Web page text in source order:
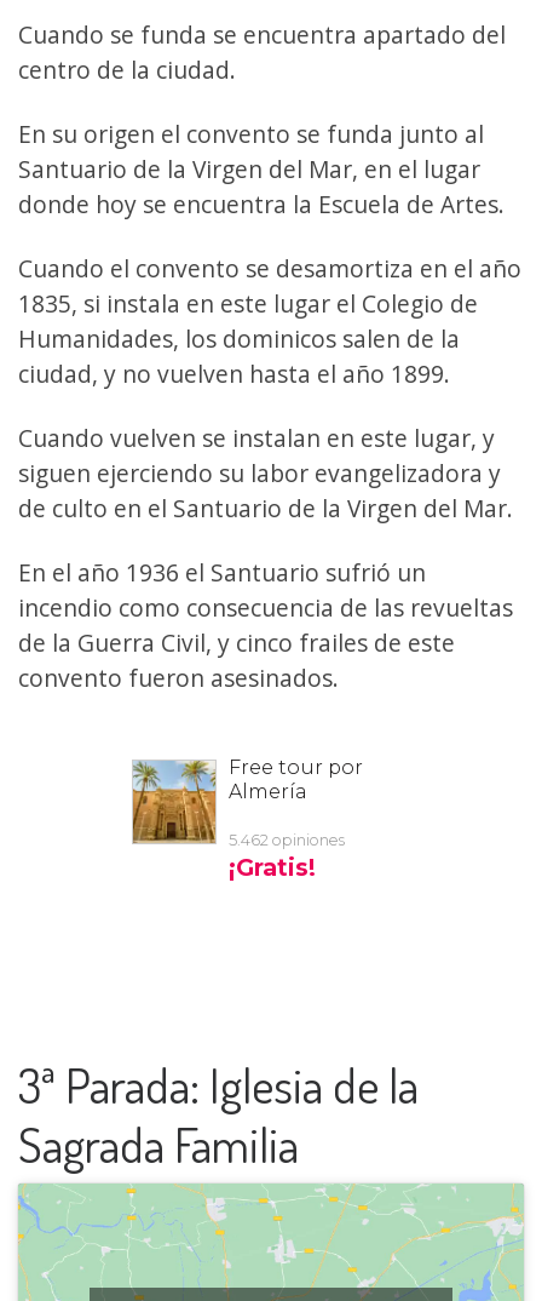
Cuando se funda se encuentra apartado del
centro de la ciudad.
En su origen el convento se funda junto al
Santuario de la Virgen del Mar, en el lugar
donde hoy se encuentra la Escuela de Artes.
Cuando el convento se desamortiza en el año
1835, si instala en este lugar el Colegio de
Humanidades, los dominicos salen de la
ciudad, y no vuelven hasta el año 1899.
Cuando vuelven se instalan en este lugar, y
siguen ejerciendo su labor evangelizadora y
de culto en el Santuario de la Virgen del Mar.
En el año 1936 el Santuario sufrió un
incendio como consecuencia de las revueltas
de la Guerra Civil, y cinco frailes de este
convento fueron asesinados.
3ª Parada: Iglesia de la
Sagrada Familia